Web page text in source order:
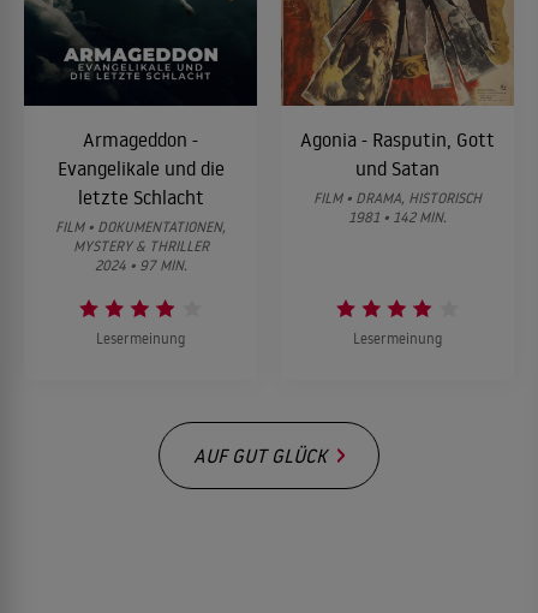
Armageddon -
Evangelikale und die
letzte Schlacht
FILM • DOKUMENTATIONEN,
MYSTERY & THRILLER
2024 • 97 MIN.
Lesermeinung
Agonia - Rasputin, Gott
und Satan
FILM • DRAMA, HISTORISCH
1981 • 142 MIN.
Lesermeinung
AUF GUT GLÜCK